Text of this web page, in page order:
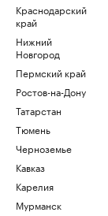
Краснодарский
край
Нижний
Новгород
Пермский край
Ростов-на-Дону
Татарстан
Тюмень
Черноземье
Кавказ
Карелия
Мурманск